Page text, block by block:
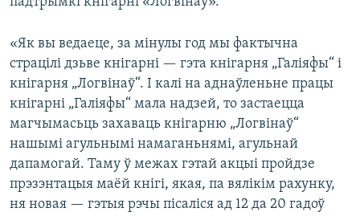
«Як вы ведаеце, за мінулы год мы фактычна
страцілі дзьве кнігарні — гэта кнігарня „Галіяфы“ і
кнігарня „Логвінаў“. І калі на аднаўленьне працы
кнігарні „Галіяфы“ мала надзей, то застаецца
магчымасьць захаваць кнігарню „Логвінаў“
нашымі агульнымі намаганьнямі, агульнай
дапамогай. Таму ў межах гэтай акцыі пройдзе
прэзэнтацыя маёй кнігі, якая, па вялікім рахунку,
ня новая — гэтыя рэчы пісаліся ад 12 да 20 гадоў